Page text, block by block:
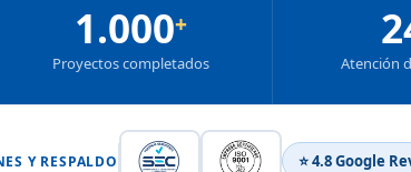
1.000+
Proyectos completados Atención
Y RESPALDO ⭐ 4.8 Google